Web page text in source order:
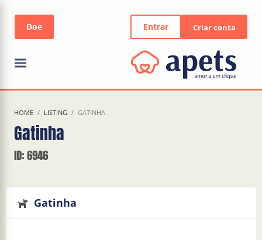
Entrar Criar conta
HOME LISTING GATINHA
Gatinha
ID: 6946
Gatinha